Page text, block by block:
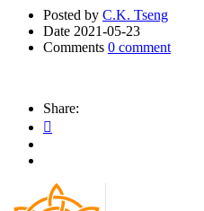
Posted by C.K. Tseng
Date 2021-05-23
Comments 0 comment
Share: